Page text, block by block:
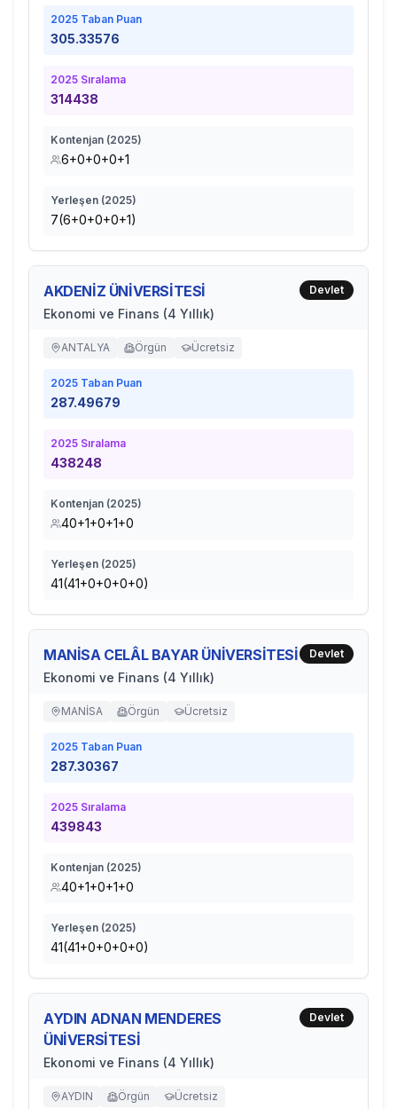
2025 Taban Puan
305.33576
2025 Sıralama
314438
Kontenjan (2025)
6+0+0+0+1
Yerleşen (2025)
7(6+0+0+0+1)
AKDENİZ ÜNİVERSİTESİ
Ekonomi ve Finans (4 Yıllık)
Devlet
ANTALYA Örgün Ücretsiz
2025 Taban Puan
287.49679
2025 Sıralama
438248
Kontenjan (2025)
40+1+0+1+0
Yerleşen (2025)
41(41+0+0+0+0)
MANİSA CELÂL BAYAR ÜNİVERSİTESİ
Ekonomi ve Finans (4 Yıllık)
Devlet
MANİSA Örgün Ücretsiz
2025 Taban Puan
287.30367
2025 Sıralama
439843
Kontenjan (2025)
40+1+0+1+0
Yerleşen (2025)
41(41+0+0+0+0)
AYDIN ADNAN MENDERES
ÜNİVERSİTESİ
Ekonomi ve Finans (4 Yıllık)
Devlet
AYDIN Örgün Ücretsiz